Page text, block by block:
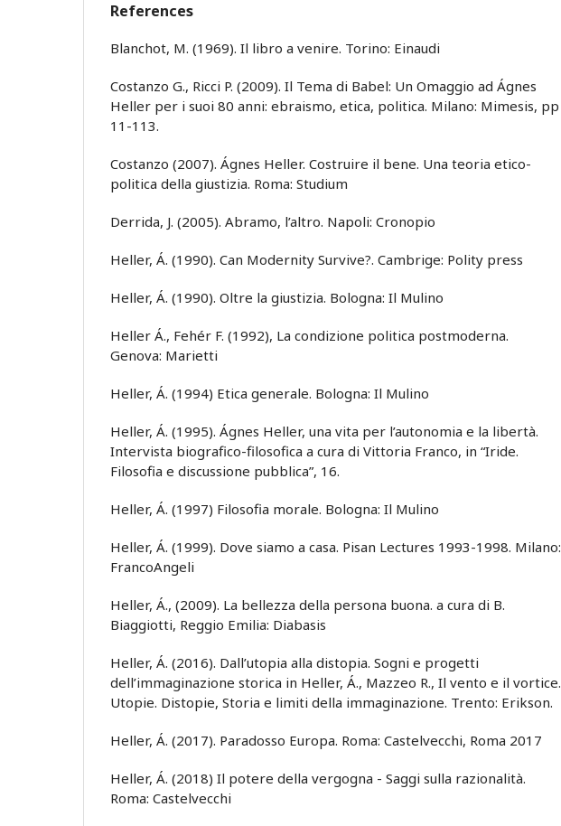
References
Blanchot, M. (1969). Il libro a venire. Torino: Einaudi
Costanzo G., Ricci P. (2009). Il Tema di Babel: Un Omaggio ad Ágnes
Heller per i suoi 80 anni: ebraismo, etica, politica. Milano: Mimesis, pp
11-113.
Costanzo (2007). Ágnes Heller. Costruire il bene. Una teoria etico-
politica della giustizia. Roma: Studium
Derrida, J. (2005). Abramo, l’altro. Napoli: Cronopio
Heller, Á. (1990). Can Modernity Survive?. Cambrige: Polity press
Heller, Á. (1990). Oltre la giustizia. Bologna: Il Mulino
Heller Á., Fehér F. (1992), La condizione politica postmoderna.
Genova: Marietti
Heller, Á. (1994) Etica generale. Bologna: Il Mulino
Heller, Á. (1995). Ágnes Heller, una vita per l’autonomia e la libertà.
Intervista biografico-filosofica a cura di Vittoria Franco, in “Iride.
Filosofia e discussione pubblica”, 16.
Heller, Á. (1997) Filosofia morale. Bologna: Il Mulino
Heller, Á. (1999). Dove siamo a casa. Pisan Lectures 1993-1998. Milano:
FrancoAngeli
Heller, Á., (2009). La bellezza della persona buona. a cura di B.
Biaggiotti, Reggio Emilia: Diabasis
Heller, Á. (2016). Dall’utopia alla distopia. Sogni e progetti
dell’immaginazione storica in Heller, Á., Mazzeo R., Il vento e il vortice.
Utopie. Distopie, Storia e limiti della immaginazione. Trento: Erikson.
Heller, Á. (2017). Paradosso Europa. Roma: Castelvecchi, Roma 2017
Heller, Á. (2018) Il potere della vergogna - Saggi sulla razionalità.
Roma: Castelvecchi